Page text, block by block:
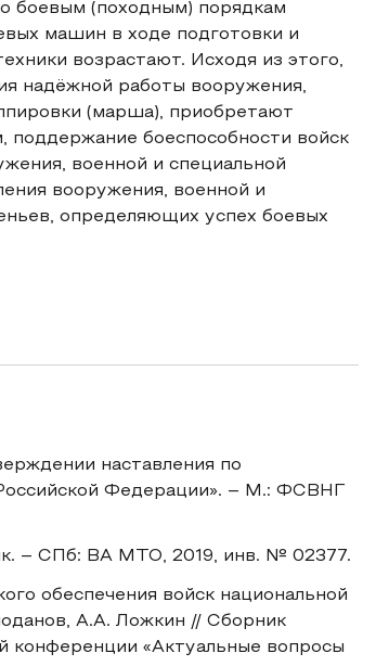
боевым (походным) порядкам
машин в ходе подготовки и
возрастают. Исходя из этого,
надёжной работы вооружения,
(марша), приобретают
поддержание боеспособности войск
военной и специальной
вооружения, военной и
определяющих успех боевых
наставления по
Федерации». – М.: ФСВНГ
– СПб: ВА МТО, 2019, инв. № 02377.
обеспечения войск национальной
А.А. Ложкин // Сборник
конференции «Актуальные вопросы